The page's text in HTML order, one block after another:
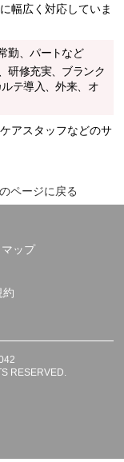
幅広く対応していま
勤、パートなど
研修充実、ブランク
テ導入、外来、オ
アスタッフなどのサ
ページに戻る
ップ
約
RESERVED.